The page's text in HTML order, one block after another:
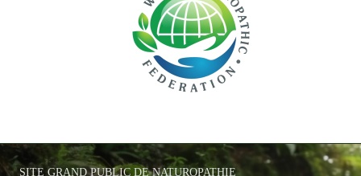
SITE GRAND PUBLIC DE NATUROPATHIE